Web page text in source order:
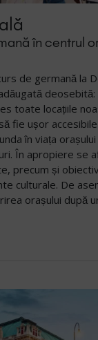
în centrul
de germană la
deosebită:
toate locațiile
fie ușor
în viața
În apropiere se
precum și
culturale. De
orașului după